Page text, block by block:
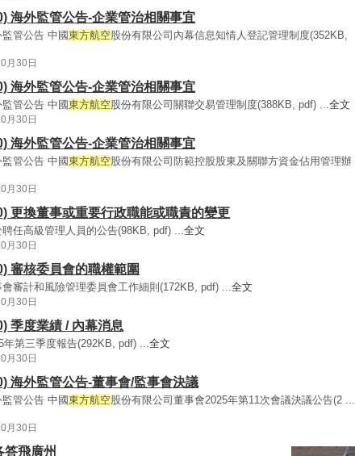
海外監管公告-企業管治相關事宜
管公告 中國東方航空股份有限公司內幕信息知情人登記管理制度(352KB,
月30日
海外監管公告-企業管治相關事宜
管公告 中國東方航空股份有限公司關聯交易管理制度(388KB, pdf) ...全文
月30日
海外監管公告-企業管治相關事宜
管公告 中國東方航空股份有限公司防範控股股東及關聯方資金佔用管理辦
月30日
更換董事或重要行政職能或職責的變更
聘任高級管理人員的公告(98KB, pdf) ...全文
月30日
審核委員會的職權範圍
會審計和風險管理委員會工作細則(172KB, pdf) ...全文
月30日
季度業績 / 內幕消息
年第三季度報告(292KB, pdf) ...全文
月30日
海外監管公告-董事會/監事會決議
管公告 中國東方航空股份有限公司董事會2025年第11次會議決議公告(2 ...
月30日
答飛廣州